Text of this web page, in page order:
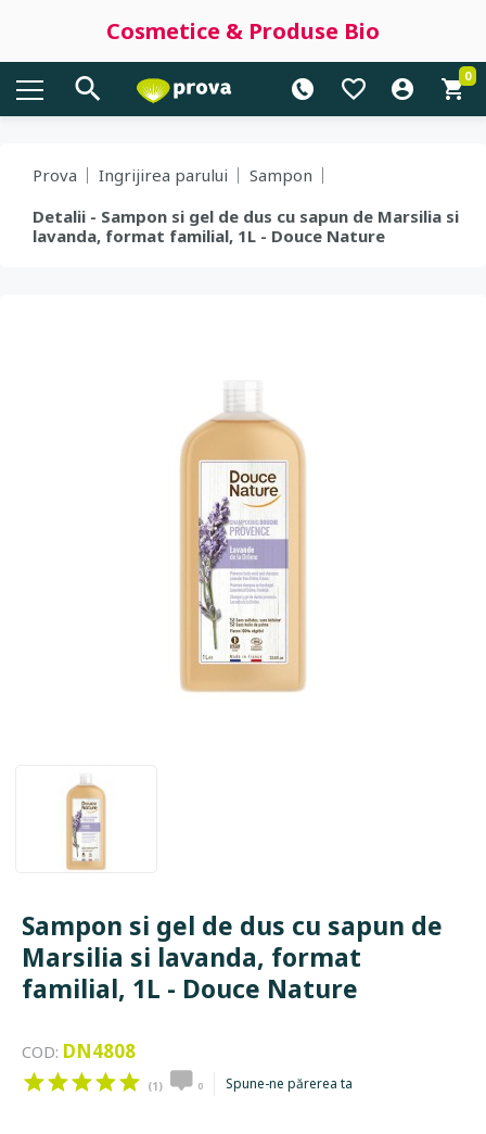
Cosmetice & Produse Bio
0
Prova Ingrijirea parului
Sampon
Detalii - Sampon si gel de dus cu sapun de Marsilia si
lavanda, format familial, 1L - Douce Nature
Sampon si gel de dus cu sapun de
Marsilia si lavanda, format
familial, 1L - Douce Nature
COD: DN4808
(1) 0 Spune-ne părerea ta